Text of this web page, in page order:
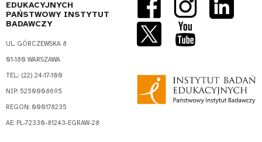
EDUKACYJNYCH
PAŃSTWOWY INSTYTUT
BADAWCZY
UL. GÓRCZEWSKA 8
01-180 WARSZAWA
TEL.: (22) 24-17-100
NIP: 5250008695
REGON: 000178235
AE: PL-72330-81243-EGRAW-28